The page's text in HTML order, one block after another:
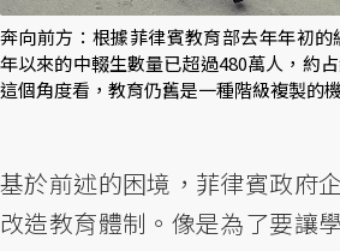
奔向前方：根據菲律賓教育部去年年初
年以來的中輟生數量已超過480萬人，約
這個角度看，教育仍舊是一種階級複製的
基於前述的困境，菲律賓政府
改造教育體制。像是為了要讓